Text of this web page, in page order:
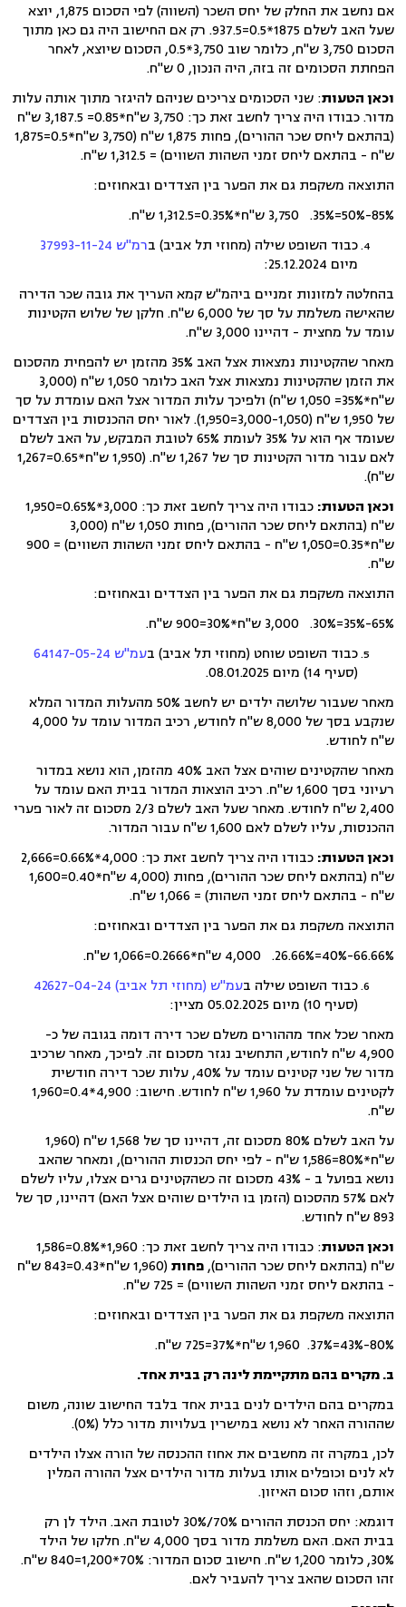
אם נחשב את החלק של יחס השכר (השווה) לפי הסכום 1,875, יוצא
שעל האב לשלם 1875*0.5=937.5. רק אם החישוב היה גם כאן מתוך
הסכום 3,750 ש"ח, כלומר שוב 3,750*0.5, הסכום שיוצא, לאחר
הפחתת הסכומים זה בזה, היה הנכון, 0 ש"ח.
וכאן הטעות: שני הסכומים צריכים שניהם להיגזר מתוך אותה עלות
מדור. כבודו היה צריך לחשב זאת כך: 3,750 ש"ח*0.85= 3,187.5 ש"ח
(בהתאם ליחס שכר ההורים), פחות 1,875 ש"ח (3,750 ש"ח*0.5=1,875
ש"ח - בהתאם ליחס זמני השהות השווים) = 1,312.5 ש"ח.
התוצאה משקפת גם את הפער בין הצדדים ובאחוזים:
85%-50%=35%. 3,750 ש"ח*0.35%=1,312.5 ש"ח.
כבוד השופט שילה (מחוזי תל אביב) ברמ"ש 37993-11-24
מיום 25.12.2024:
בהחלטה למזונות זמניים ביהמ"ש קמא העריך את גובה שכר הדירה
שהאישה משלמת על סך של 6,000 ש"ח. חלקן של שלוש הקטינות
עומד על מחצית - דהיינו 3,000 ש"ח.
מאחר שהקטינות נמצאות אצל האב 35% מהזמן יש להפחית מהסכום
את הזמן שהקטינות נמצאות אצל האב כלומר 1,050 ש"ח (3,000
ש"ח*35%= 1,050 ש"ח) ולפיכך עלות המדור אצל האם עומדת על סך
של 1,950 ש"ח (3,000-1,050=1,950). לאור יחס ההכנסות בין הצדדים
שעומד אף הוא על 35% לעומת 65% לטובת המבקש, על האב לשלם
לאם עבור מדור הקטינות סך של 1,267 ש"ח. (1,950 ש"ח*0.65=1,267
ש"ח).
וכאן הטעות:
כבודו היה צריך לחשב זאת כך: 3,000*0.65%=1,950
ש"ח (בהתאם ליחס שכר ההורים), פחות 1,050 ש"ח (3,000
ש"ח*0.35=1,050 ש"ח - בהתאם ליחס זמני השהות השווים) = 900
ש"ח.
התוצאה משקפת גם את הפער בין הצדדים ובאחוזים:
65%-35%=30%. 3,000 ש"ח*30%=900 ש"ח.
כבוד השופט שוחט (מחוזי תל אביב) בעמ"ש 64147-05-24
(סעיף 14) מיום 08.01.2025.
מאחר שעבור שלושה ילדים יש לחשב 50% מהעלות המדור המלא
שנקבע בסך של 8,000 ש"ח לחודש, רכיב המדור עומד על 4,000
ש"ח לחודש.
מאחר שהקטינים שוהים אצל האב 40% מהזמן, הוא נושא במדור
רעיוני בסך 1,600 ש"ח. רכיב הוצאות המדור בבית האם עומד על
2,400 ש"ח לחודש. מאחר שעל האב לשלם 2/3 מסכום זה לאור פערי
ההכנסות, עליו לשלם לאם 1,600 ש"ח עבור המדור.
וכאן הטעות:
כבודו היה צריך לחשב זאת כך: 4,000*0.66%=2,666
ש"ח (בהתאם ליחס שכר ההורים), פחות (4,000 ש"ח*0.40=1,600
ש"ח - בהתאם ליחס זמני השהות) = 1,066 ש"ח.
התוצאה משקפת גם את הפער בין הצדדים ובאחוזים:
66.66%-40%=26.66%. 4,000 ש"ח*0.2666=1,066 ש"ח.
כבוד השופט שילה בעמ"ש (מחוזי תל אביב) 42627-04-24
(סעיף 10) מיום 05.02.2025 מציין:
מאחר שכל אחד מההורים משלם שכר דירה דומה בגובה של כ-
4,900 ש"ח לחודש, התחשיב נגזר מסכום זה. לפיכך, מאחר שרכיב
מדור של שני קטינים עומד על 40%, עלות שכר דירה חודשית
לקטינים עומדת על 1,960 ש"ח לחודש. חישוב: 4,900*0.4=1,960
ש"ח.
על האב לשלם 80% מסכום זה, דהיינו סך של 1,568 ש"ח (1,960
ש"ח*80%=1,586 ש"ח - לפי יחס הכנסות ההורים), ומאחר שהאב
נושא בפועל ב - 43% מסכום זה כשהקטינים גרים אצלו, עליו לשלם
לאם 57% מהסכום (הזמן בו הילדים שוהים אצל האם) דהיינו, סך של
893 ש"ח לחודש.
וכאן הטעות
: כבודו היה צריך לחשב זאת כך: 1,960*0.8%=1,586
ש"ח (בהתאם ליחס שכר ההורים),פחות
(1,960 ש"ח*0.43=843 ש"ח
- בהתאם ליחס זמני השהות השווים) = 725 ש"ח.
התוצאה משקפת גם את הפער בין הצדדים ובאחוזים:
80%-43%=37%. 1,960 ש"ח*37%=725 ש"ח.
ב. מקרים בהם מתקיימת לינה רק בבית אחד.
במקרים בהם הילדים לנים בבית אחד בלבד החישוב שונה, משום
שההורה האחר לא נושא במישרין בעלויות מדור כלל (0%).
לכן, במקרה זה מחשבים את אחוז ההכנסה של הורה אצלו הילדים
לא לנים וכופלים אותו בעלות מדור הילדים אצל ההורה המלין
אותם, וזהו סכום האיזון.
דוגמא: יחס הכנסת ההורים 70%/30% לטובת האב. הילד לן רק
בבית האם. האם משלמת מדור בסך 4,000 ש"ח. חלקו של הילד
30%, כלומר 1,200 ש"ח. חישוב סכום המדור: 70%*1,200=840 ש"ח.
זהו הסכום שהאב צריך להעביר לאם.